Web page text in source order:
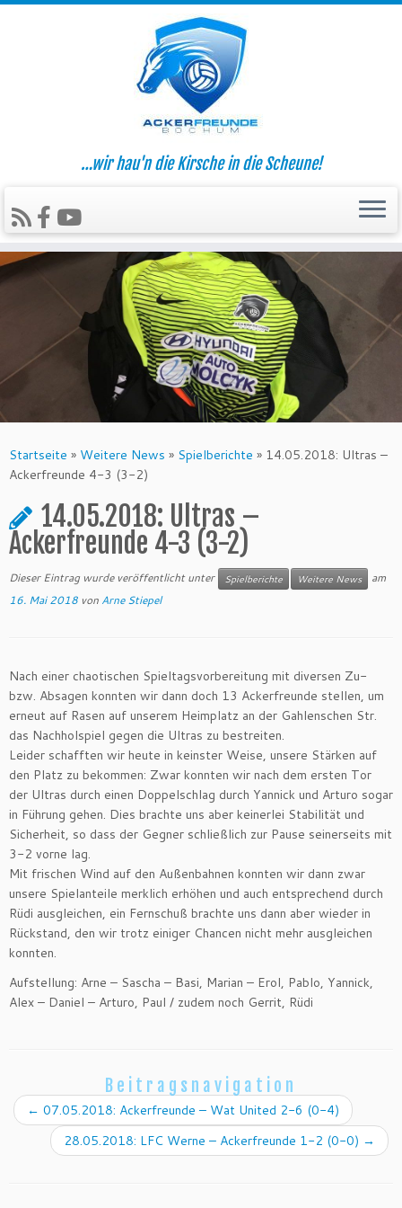
Zum
Inhalt
…wir hau'n die Kirsche in die Scheune!
Startseite » Weitere News » Spielberichte » 14.05.2018: Ultras –
Ackerfreunde 4-3 (3-2)
14.05.2018: Ultras –
Ackerfreunde 4-3 (3-2)
Dieser Eintrag wurde veröffentlicht unter Spielberichte Weitere News
am
16. Mai 2018 von Arne Stiepel
Nach einer chaotischen Spieltagsvorbereitung mit diversen Zu-
bzw. Absagen konnten wir dann doch 13 Ackerfreunde stellen, um
erneut auf Rasen auf unserem Heimplatz an der Gahlenschen Str.
das Nachholspiel gegen die Ultras zu bestreiten.
Leider schafften wir heute in keinster Weise, unsere Stärken auf
den Platz zu bekommen: Zwar konnten wir nach dem ersten Tor
der Ultras durch einen Doppelschlag durch Yannick und Arturo sogar
in Führung gehen. Dies brachte uns aber keinerlei Stabilität und
Sicherheit, so dass der Gegner schließlich zur Pause seinerseits mit
3-2 vorne lag.
Mit frischen Wind auf den Außenbahnen konnten wir dann zwar
unsere Spielanteile merklich erhöhen und auch entsprechend durch
Rüdi ausgleichen, ein Fernschuß brachte uns dann aber wieder in
Rückstand, den wir trotz einiger Chancen nicht mehr ausgleichen
konnten.
Aufstellung: Arne – Sascha – Basi, Marian – Erol, Pablo, Yannick,
Alex – Daniel – Arturo, Paul / zudem noch Gerrit, Rüdi
Beitragsnavigation
← 07.05.2018: Ackerfreunde – Wat United 2-6 (0-4)
28.05.2018: LFC Werne – Ackerfreunde 1-2 (0-0) →